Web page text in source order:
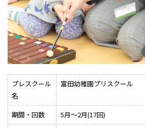
プレスクール
名
富田幼稚園プリスクール
期間・回数
5月～2月(17回)